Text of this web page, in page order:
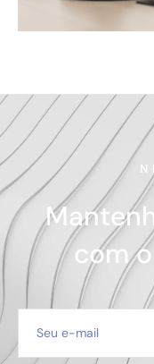
com